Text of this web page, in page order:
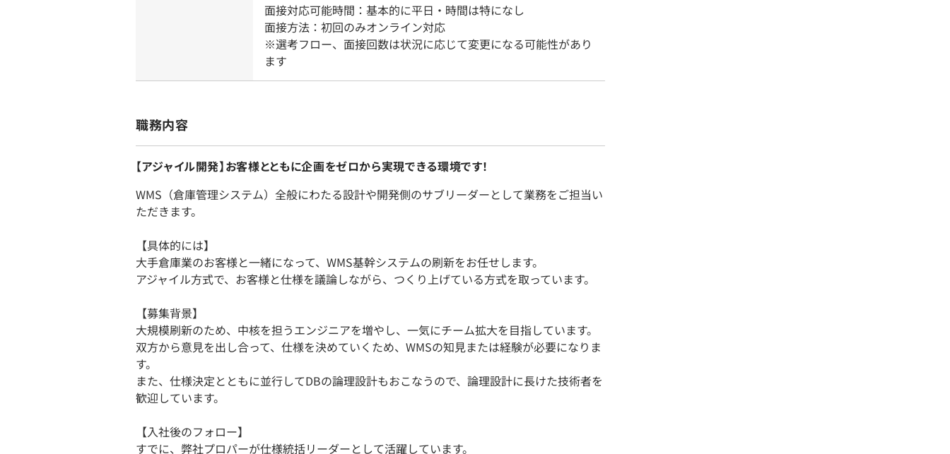
面接対応可能時間：基本的に平日・時間は特になし
面接方法：初回のみオンライン対応
※選考フロー、面接回数は状況に応じて変更になる可能性があり
ます
職務内容
【アジャイル開発】お客様とともに企画をゼロから実現できる環境です！
WMS（倉庫管理システム）全般にわたる設計や開発側のサブリーダーとして業務をご担当い
ただきます。
【具体的には】
大手倉庫業のお客様と一緒になって、WMS基幹システムの刷新をお任せします。
アジャイル方式で、お客様と仕様を議論しながら、つくり上げている方式を取っています。
【募集背景】
大規模刷新のため、中核を担うエンジニアを増やし、一気にチーム拡大を目指しています。
双方から意見を出し合って、仕様を決めていくため、WMSの知見または経験が必要になりま
す。
また、仕様決定とともに並行してDBの論理設計もおこなうので、論理設計に長けた技術者を
歓迎しています。
【入社後のフォロー】
すでに、弊社プロパーが仕様統括リーダーとして活躍しています。